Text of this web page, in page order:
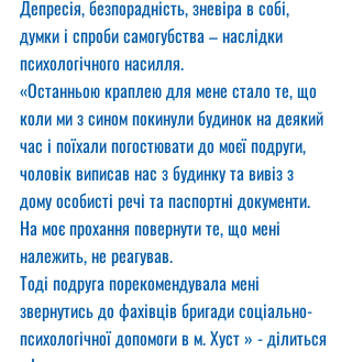
Депресія, безпорадність, зневіра в собі,
думки і спроби самогубства – наслідки
психологічного насилля.
«Останньою краплею для мене стало те, що
коли ми з сином покинули будинок на деякий
час і поїхали погостювати до моєї подруги,
чоловік виписав нас з будинку та вивіз з
дому особисті речі та паспортні документи.
На моє прохання повернути те, що мені
належить, не реагував.
Тоді подруга порекомендувала мені
звернутись до фахівців бригади соціально-
психологічної допомоги в м. Хуст » - ділиться